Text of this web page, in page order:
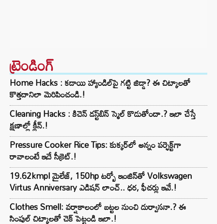
ట్రెండింగ్‌
Home Hacks : కడాయి హ్యాండిల్‌పై గట్టి జిడ్డా? ఈ చిట్కాలతో
కొత్తదానిలా మెరిపించండి.!
Cleaning Hacks : కిచెన్ డస్ట్‌బిన్ స్మెల్ కొడుతోందా.? ఇలా చేస్తే
క్షణాల్లో క్లీన్.!
Pressure Cooker Rice Tips: కుక్కర్‌లో అన్నం పర్ఫెక్ట్‌గా
రావాలంటే ఇదే సీక్రెట్.!
19.62kmpl మైలేజ్, 150hp టర్బో ఇంజిన్‌తో Volkswagen
Virtus Anniversary ఎడిషన్ లాంచ్.. ధర, ఫీచర్లు ఇవే.!
Clothes Smell: వర్షాకాలంలో బట్టల నుంచి దుర్వాసనా.? ఈ
సింపుల్ చిట్కాలతో చెక్ పెట్టండి ఇలా.!